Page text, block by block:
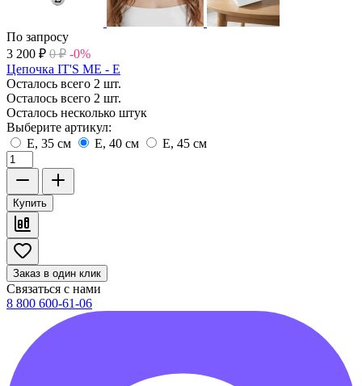
По запросу
3 200 ₽ 0 ₽ -0%
Цепочка IT'S ME - E
Осталось всего 2 шт.
Осталось всего 2 шт.
Осталось несколько штук
Выберите артикул:
E, 35 см
E, 40 см E, 45 см
Купить
Заказ в один клик
Связаться с нами
8 800 600-61-06